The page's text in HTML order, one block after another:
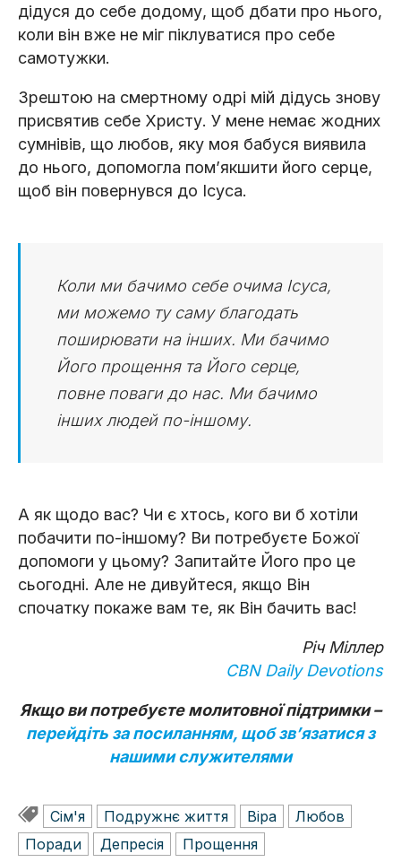
дідуся до себе додому, щоб дбати про нього,
коли він вже не міг піклуватися про себе
самотужки.
Зрештою на смертному одрі мій дідусь знову
присвятив себе Христу. У мене немає жодних
сумнівів, що любов, яку моя бабуся виявила
до нього, допомогла пом’якшити його серце,
щоб він повернувся до Ісуса.
Коли ми бачимо себе очима Ісуса,
ми можемо ту саму благодать
поширювати на інших. Ми бачимо
Його прощення та Його серце,
повне поваги до нас. Ми бачимо
інших людей по-іншому.
А як щодо вас? Чи є хтось, кого ви б хотіли
побачити по-іншому? Ви потребуєте Божої
допомоги у цьому? Запитайте Його про це
сьогодні. Але не дивуйтеся, якщо Він
спочатку покаже вам те, як Він бачить вас!
Річ Міллер
CBN Daily Devotions
Якщо ви потребуєте молитовної підтримки –
перейдіть за посиланням, щоб звʼязатися з
нашими служителями
Сім'я Подружнє життя Віра
Любов
Поради
Депресія Прощення